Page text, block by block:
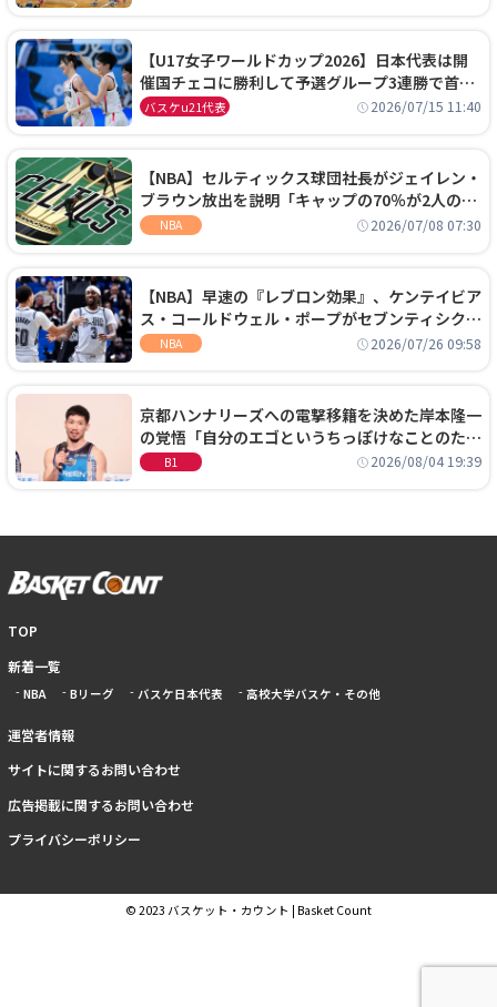
【U17女子ワールドカップ2026】日本代表は開
催国チェコに勝利して予選グループ3連勝で首位
通過！準々決勝の相手はエジプトに決定
バスケu21代表 2026/07/15 11:40
【NBA】セルティックス球団社長がジェイレン・
ブラウン放出を説明「キャップの70％が2人の選
手に集中するチームでは勝てない」
NBA 2026/07/08 07:30
【NBA】早速の『レブロン効果』、ケンテイビア
ス・コールドウェル・ポープがセブンティシクサ
ーズに1年契約で加入
NBA 2026/07/26 09:58
京都ハンナリーズへの電撃移籍を決めた岸本隆一
の覚悟「自分のエゴというちっぽけなことのため
に、京都に来たわけではない」
B1 2026/08/04 19:39
TOP
新着一覧
NBA Bリーグ バスケ日本代表 高校大学バスケ・その他
運営者情報
サイトに関するお問い合わせ
広告掲載に関するお問い合わせ
プライバシーポリシー
© 2023 バスケット・カウント | Basket Count